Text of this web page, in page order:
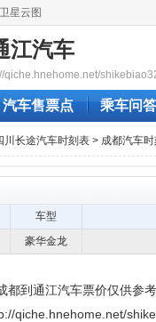
星云图
江汽车
qiche.hnehome.net/
汽车售票点 乘车问答
川长途汽车时刻表 > 成都汽车
车型
豪华金龙
都到通江汽车票价仅供参
qiche.hnehome.net/